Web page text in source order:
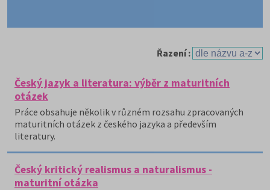
Řazení :
Český jazyk a literatura: výběr z maturitních
otázek
Práce obsahuje několik v různém rozsahu zpracovaných
maturitních otázek z českého jazyka a především
literatury.
Český kritický realismus a naturalismus -
maturitní otázka